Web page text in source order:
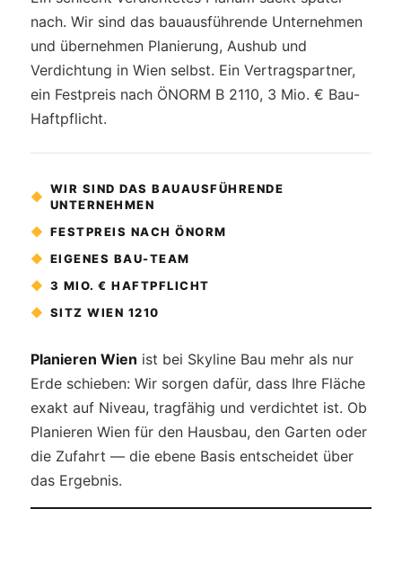
nach. Wir sind das bauausführende Unternehmen
und übernehmen Planierung, Aushub und
Verdichtung in Wien selbst. Ein Vertragspartner,
ein Festpreis nach ÖNORM B 2110, 3 Mio. € Bau-
Haftpflicht.
◆
WIR SIND DAS BAUAUSFÜHRENDE
UNTERNEHMEN
◆ FESTPREIS NACH ÖNORM
◆ EIGENES BAU-TEAM
◆ 3 MIO. € HAFTPFLICHT
◆ SITZ WIEN 1210
Planieren Wien ist bei Skyline Bau mehr als nur
Erde schieben: Wir sorgen dafür, dass Ihre Fläche
exakt auf Niveau, tragfähig und verdichtet ist. Ob
Planieren Wien für den Hausbau, den Garten oder
die Zufahrt — die ebene Basis entscheidet über
das Ergebnis.